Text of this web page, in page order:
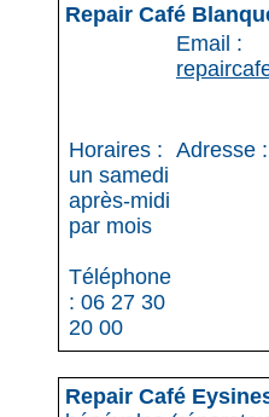
Repair Café
Email :
Horaires :
un samedi
après-midi
par mois
Téléphone
: 06 27 30
20 00
Adresse
Repair Café